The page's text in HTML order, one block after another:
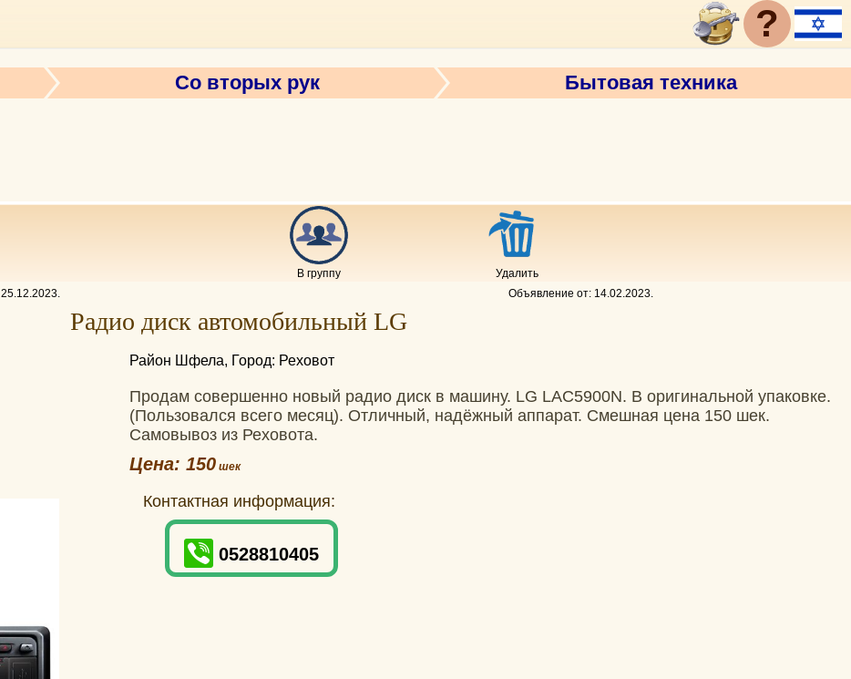
?
Со вторых рук Бытовая техника
В группу
Удалить
25.12.2023. Объявление от: 14.02.2023.
Радио диск автомобильный LG
Район Шфела, Город: Реховот
Продам совершенно новый радио диск в машину. LG LAC5900N. В оригинальной упаковке.
(Пользовался всего месяц). Отличный, надёжный аппарат. Смешная цена 150 шек.
Самовывоз из Реховота.
Цена: 150
Контактная информация:
0528810405